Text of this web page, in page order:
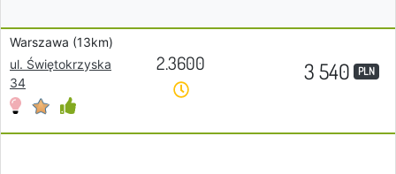
Warszawa (13km)
ul. Świętokrzyska
34
2.3600 3 540 PLN